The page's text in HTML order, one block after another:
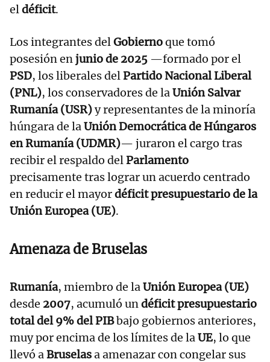
eldéficit.
Los integrantes delGobiernoque tomó
posesión enjunio de 2025 —formado por el
PSD, los liberales delPartido Nacional Liberal
(PNL), los conservadores de laUnión Salvar
Rumanía (USR)y representantes de la minoría
húngara de laUnión Democrática de Húngaros
en Rumanía (UDMR)— juraron el cargo tras
recibir el respaldo delParlamento
precisamente tras lograr un acuerdo centrado
en reducir el mayordéficit presupuestario de la
Unión Europea (UE).
Amenaza de Bruselas
Rumanía, miembro de laUnión Europea (UE)
desde 2007, acumuló undéficit presupuestario
total del 9% del PIBbajo gobiernos anteriores,
muy por encima de los límites de laUE, lo que
llevó aBruselasa amenazar con congelar sus